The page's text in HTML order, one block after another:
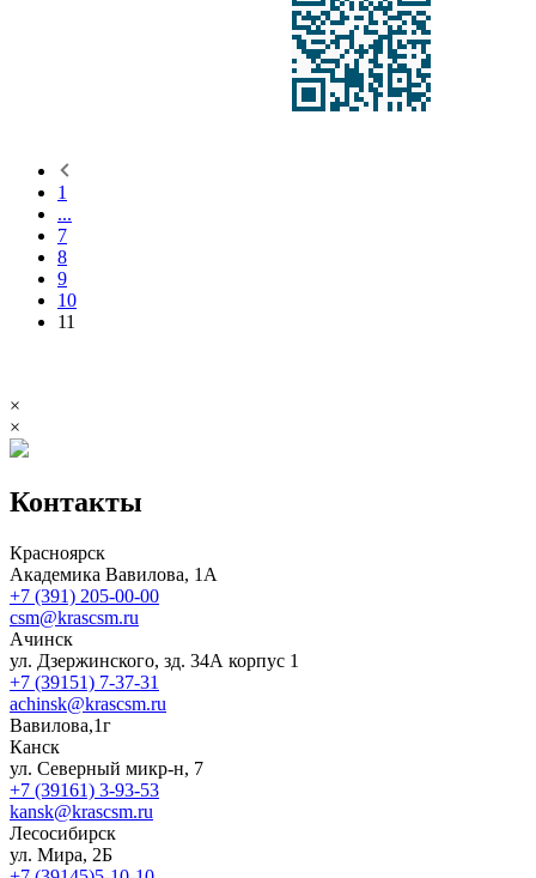
1
...
7
8
9
10
11
×
×
Контакты
Красноярск
Академика Вавилова, 1А
+7 (391) 205-00-00
csm@krascsm.ru
Ачинск
ул. Дзержинского, зд. 34А корпус 1
+7 (39151) 7-37-31
achinsk@krascsm.ru
Вавилова,1г
Канск
ул. Северный микр-н, 7
+7 (39161) 3-93-53
kansk@krascsm.ru
Лесосибирск
ул. Мира, 2Б